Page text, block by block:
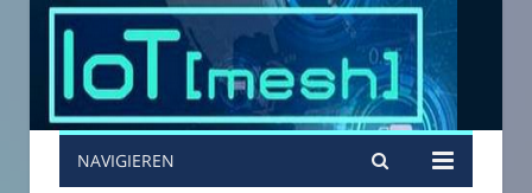
NAVIGIEREN